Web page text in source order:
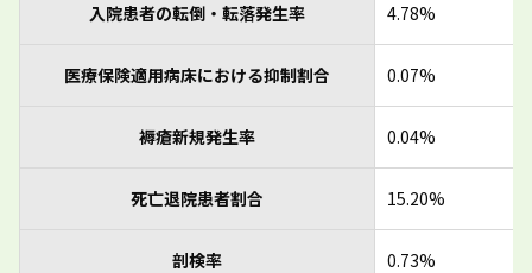
入院患者の転倒・転落発生率 4.78%
医療保険適用病床における抑制割合 0.07%
褥瘡新規発生率 0.04%
死亡退院患者割合 15.20%
剖検率 0.73%